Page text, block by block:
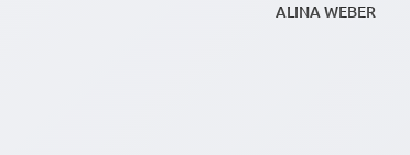
ALINA WEBER